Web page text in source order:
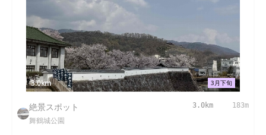
3月下旬
3.0km
絶景スポット
舞鶴城公園
3.0km 183m